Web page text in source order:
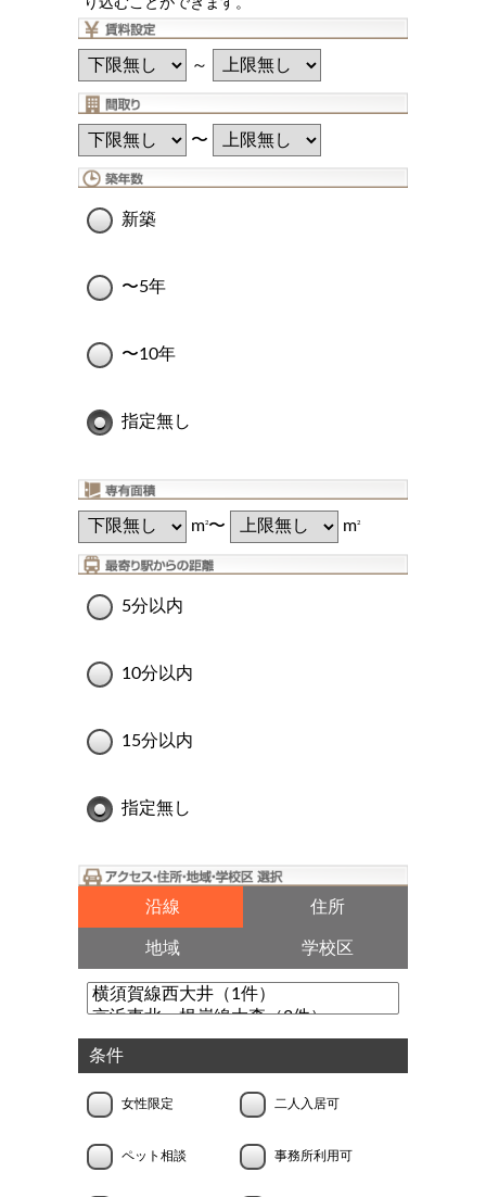
～
〜
新築
〜5年
〜10年
指定無し
m2〜 m2
5分以内
10分以内
15分以内
指定無し
沿線 住所
地域 学校区
条件
女性限定 二人入居可
ペット相談 事務所利用可